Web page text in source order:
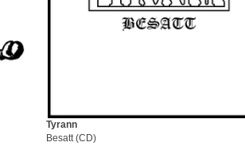
Tyrann
Besatt (CD)